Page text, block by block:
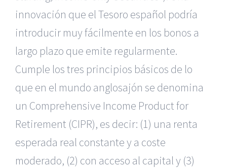
innovación que el Tesoro español podría
introducir muy fácilmente en los bonos a
largo plazo que emite regularmente.
Cumple los tres principios básicos de lo
que en el mundo anglosajón se denomina
un Comprehensive Income Product for
Retirement (CIPR), es decir: (1) una renta
esperada real constante y a coste
moderado, (2) con acceso al capital y (3)